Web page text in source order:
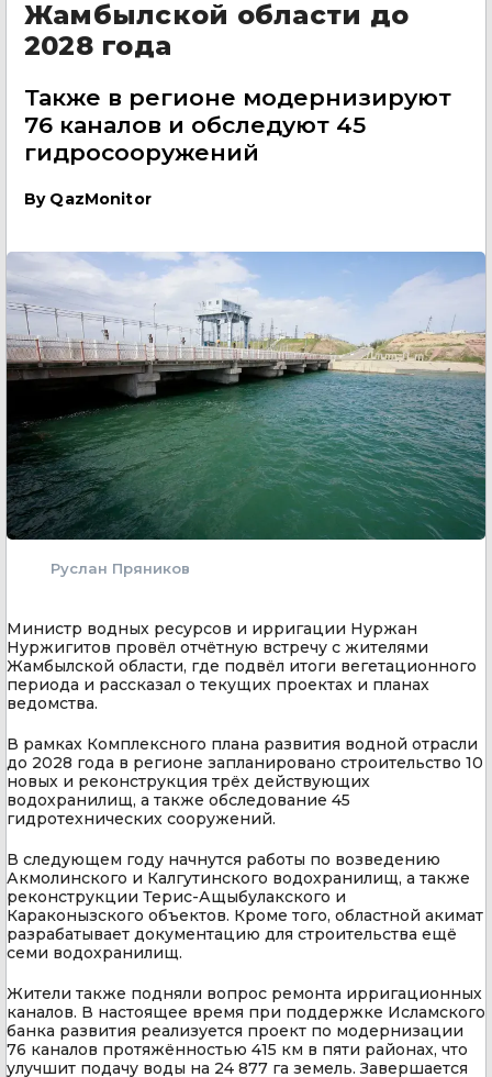
Жамбылской области до
2028 года
Также в регионе модернизируют
76 каналов и обследуют 45
гидросооружений
By QazMonitor
Руслан Пряников
Министр водных ресурсов и ирригации Нуржан
Нуржигитов провёл отчётную встречу с жителями
Жамбылской области, где подвёл итоги вегетационного
периода и рассказал о текущих проектах и планах
ведомства.
В рамках Комплексного плана развития водной отрасли
до 2028 года в регионе запланировано строительство 10
новых и реконструкция трёх действующих
водохранилищ, а также обследование 45
гидротехнических сооружений.
В следующем году начнутся работы по возведению
Акмолинского и Калгутинского водохранилищ, а также
реконструкции Терис-Ащыбулакского и
Караконызского объектов. Кроме того, областной акимат
разрабатывает документацию для строительства ещё
семи водохранилищ.
Жители также подняли вопрос ремонта ирригационных
каналов. В настоящее время при поддержке Исламского
банка развития реализуется проект по модернизации
76 каналов протяжённостью 415 км в пяти районах, что
улучшит подачу воды на 24 877 га земель. Завершается